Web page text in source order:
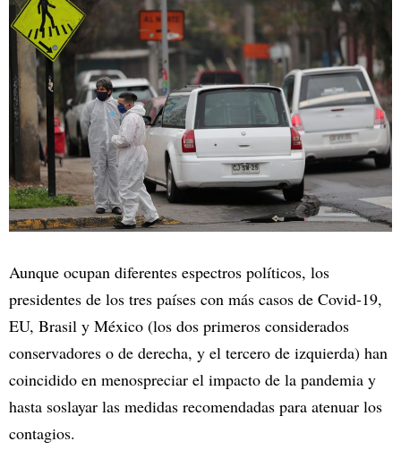
Aunque ocupan diferentes espectros políticos, los
presidentes de los tres países con más casos de Covid-19,
EU, Brasil y México (los dos primeros considerados
conservadores o de derecha, y el tercero de izquierda) han
coincidido en menospreciar el impacto de la pandemia y
hasta soslayar las medidas recomendadas para atenuar los
contagios.